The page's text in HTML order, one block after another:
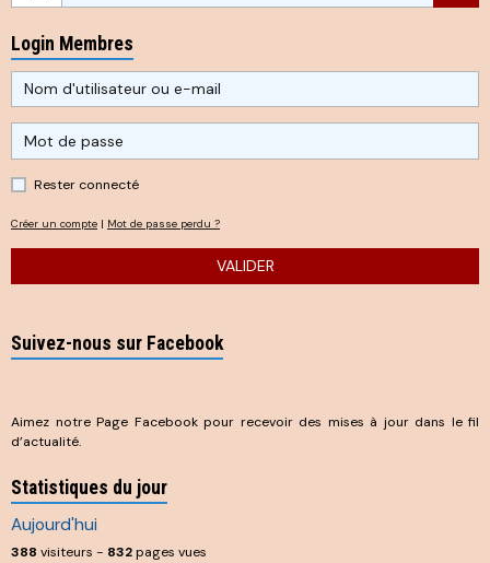
Login Membres
Rester connecté
Créer un compte | Mot de passe perdu ?
VALIDER
Suivez-nous sur Facebook
Aimez notre Page Facebook pour recevoir des mises à jour dans le fil
d’actualité.
Statistiques du jour
Aujourd'hui
388 visiteurs - 832pages vues